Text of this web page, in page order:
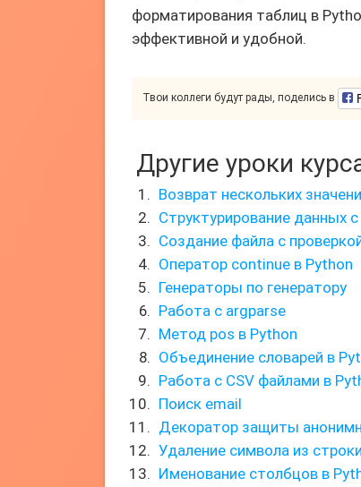
форматирования таблиц в
эффективной и удобной.
Твои коллеги будут рады, поделись в
Другие уроки
Возврат нескольких
Структурирование данных
Создание файла с
Оператор continue в Python
Генераторы по генератору
Работа с argparse
Метод pos в Python
Объединение словарей в
Работа с CSV файлами в
Поиск email
Декоратор защиты
Удаление символа из строки
Именование столбцов в